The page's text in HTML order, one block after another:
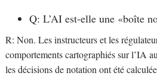
Q: L’AI est-elle une «boîte
R: Non. Les instructeurs et les
comportements cartographiés sur l’IA
les décisions de notation ont été